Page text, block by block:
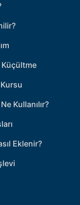
Kullanılır?
Eklenir?